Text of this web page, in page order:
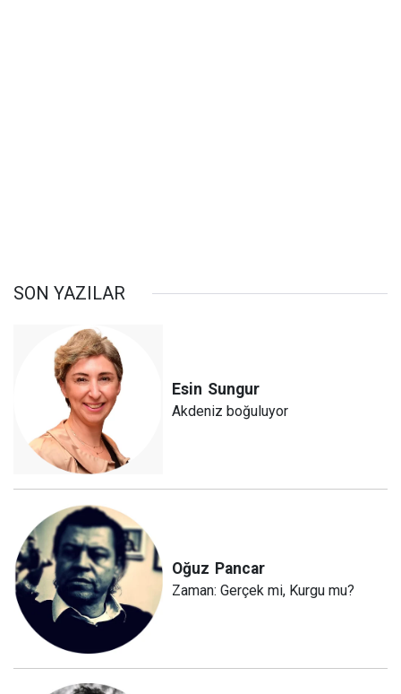
SON YAZILAR
Esin Sungur
Akdeniz boğuluyor
Oğuz Pancar
Zaman: Gerçek mi, Kurgu mu?